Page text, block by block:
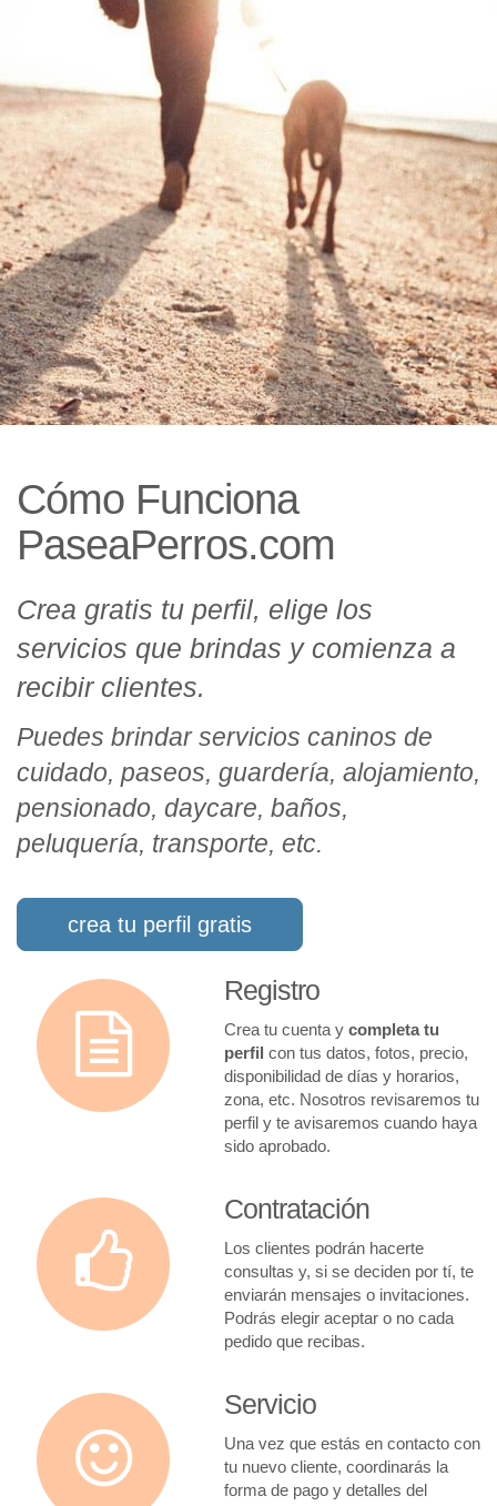
Cómo Funciona
PaseaPerros.com
Crea gratis tu perfil, elige los
servicios que brindas y comienza a
recibir clientes.
Puedes brindar servicios caninos de
cuidado, paseos, guardería, alojamiento,
pensionado, daycare, baños,
peluquería, transporte, etc.
crea tu perfil gratis
Registro
Crea tu cuenta y completa tu
perfil con tus datos, fotos, precio,
disponibilidad de días y horarios,
zona, etc. Nosotros revisaremos tu
perfil y te avisaremos cuando haya
sido aprobado.
Contratación
Los clientes podrán hacerte
consultas y, si se deciden por tí, te
enviarán mensajes o invitaciones.
Podrás elegir aceptar o no cada
pedido que recibas.
Servicio
Una vez que estás en contacto con
tu nuevo cliente, coordinarás la
forma de pago y detalles del